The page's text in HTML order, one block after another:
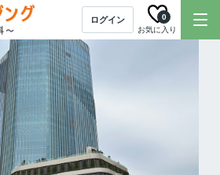
ログイン
お気に入り
0